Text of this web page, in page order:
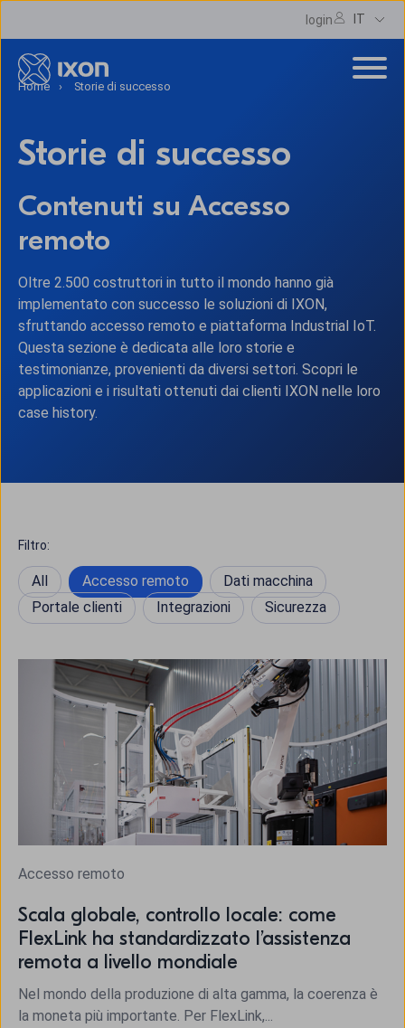
login IT
Home Storie di successo
Storie di successo
Contenuti su Accesso
remoto
Oltre 2.500 costruttori in tutto il mondo hanno già
implementato con successo le soluzioni di IXON,
sfruttando accesso remoto e piattaforma Industrial IoT.
Questa sezione è dedicata alle loro storie e
testimonianze, provenienti da diversi settori. Scopri le
applicazioni e i risultati ottenuti dai clienti IXON nelle loro
case history.
Filtro:
All Accesso remoto
Dati macchina
Portale clienti
Integrazioni Sicurezza
Accesso remoto
Scala globale, controllo locale: come
FlexLink ha standardizzato l’assistenza
remota a livello mondiale
Nel mondo della produzione di alta gamma, la coerenza è
la moneta più importante. Per FlexLink,...